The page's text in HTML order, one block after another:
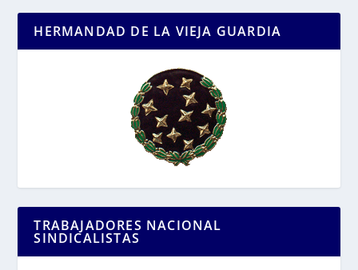
HERMANDAD DE LA VIEJA GUARDIA
TRABAJADORES NACIONAL
SINDICALISTAS